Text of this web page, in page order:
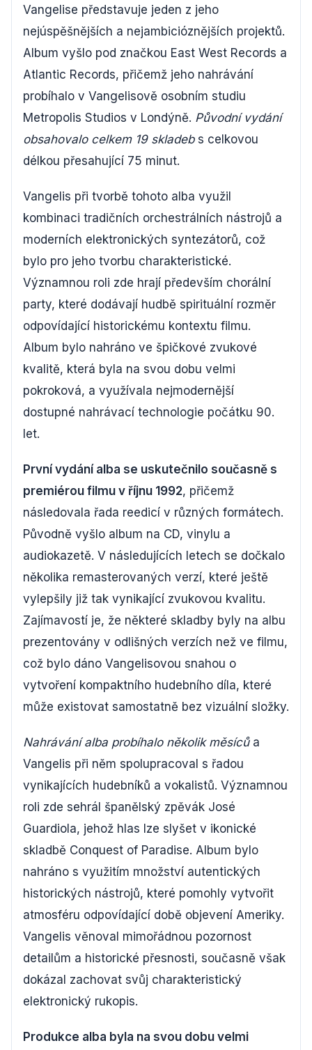
Vangelise představuje jeden z jeho
nejúspěšnějších a nejambicióznějších projektů.
Album vyšlo pod značkou East West Records a
Atlantic Records, přičemž jeho nahrávání
probíhalo v Vangelisově osobním studiu
Metropolis Studios v Londýně. Původní vydání
obsahovalo celkem 19 skladebs celkovou
délkou přesahující 75 minut.
Vangelis při tvorbě tohoto alba využil
kombinaci tradičních orchestrálních nástrojů a
moderních elektronických syntezátorů, což
bylo pro jeho tvorbu charakteristické.
Významnou roli zde hrají především chorální
party, které dodávají hudbě spirituální rozměr
odpovídající historickému kontextu filmu.
Album bylo nahráno ve špičkové zvukové
kvalitě, která byla na svou dobu velmi
pokroková, a využívala nejmodernější
dostupné nahrávací technologie počátku 90.
let.
První vydání alba se uskutečnilo současně s
premiérou filmu v říjnu 1992, přičemž
následovala řada reedicí v různých formátech.
Původně vyšlo album na CD, vinylu a
audiokazetě. V následujících letech se dočkalo
několika remasterovaných verzí, které ještě
vylepšily již tak vynikající zvukovou kvalitu.
Zajímavostí je, že některé skladby byly na albu
prezentovány v odlišných verzích než ve filmu,
což bylo dáno Vangelisovou snahou o
vytvoření kompaktního hudebního díla, které
může existovat samostatně bez vizuální složky.
Nahrávání alba probíhalo několik měsícůa
Vangelis při něm spolupracoval s řadou
vynikajících hudebníků a vokalistů. Významnou
roli zde sehrál španělský zpěvák José
Guardiola, jehož hlas lze slyšet v ikonické
skladbě Conquest of Paradise. Album bylo
nahráno s využitím množství autentických
historických nástrojů, které pomohly vytvořit
atmosféru odpovídající době objevení Ameriky.
Vangelis věnoval mimořádnou pozornost
detailům a historické přesnosti, současně však
dokázal zachovat svůj charakteristický
elektronický rukopis.
Produkce alba byla na svou dobu velmi